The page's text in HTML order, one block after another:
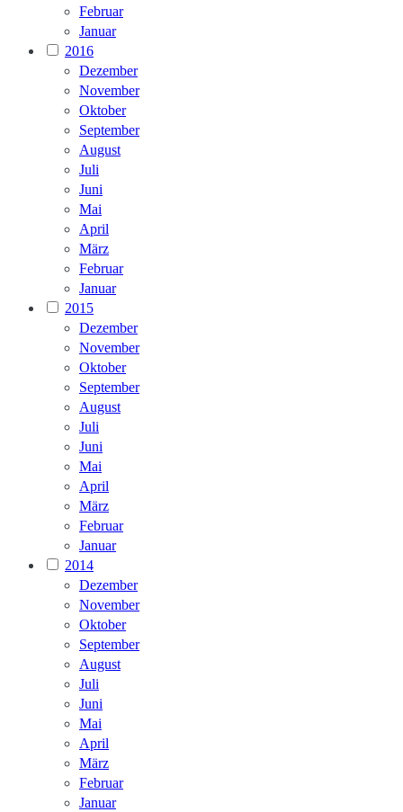
Februar
Januar
2016
Dezember
November
Oktober
September
August
Juli
Juni
Mai
April
März
Februar
Januar
2015
Dezember
November
Oktober
September
August
Juli
Juni
Mai
April
März
Februar
Januar
2014
Dezember
November
Oktober
September
August
Juli
Juni
Mai
April
März
Februar
Januar